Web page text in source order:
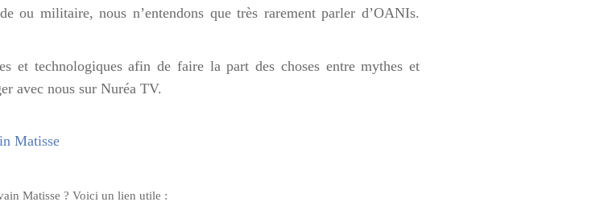
ou militaire, nous n’entendons que très rarement parler d’OANIs.
et technologiques afin de faire la part des choses entre mythes et
avec nous sur Nuréa TV.
Matisse
Matisse ? Voici un lien utile :